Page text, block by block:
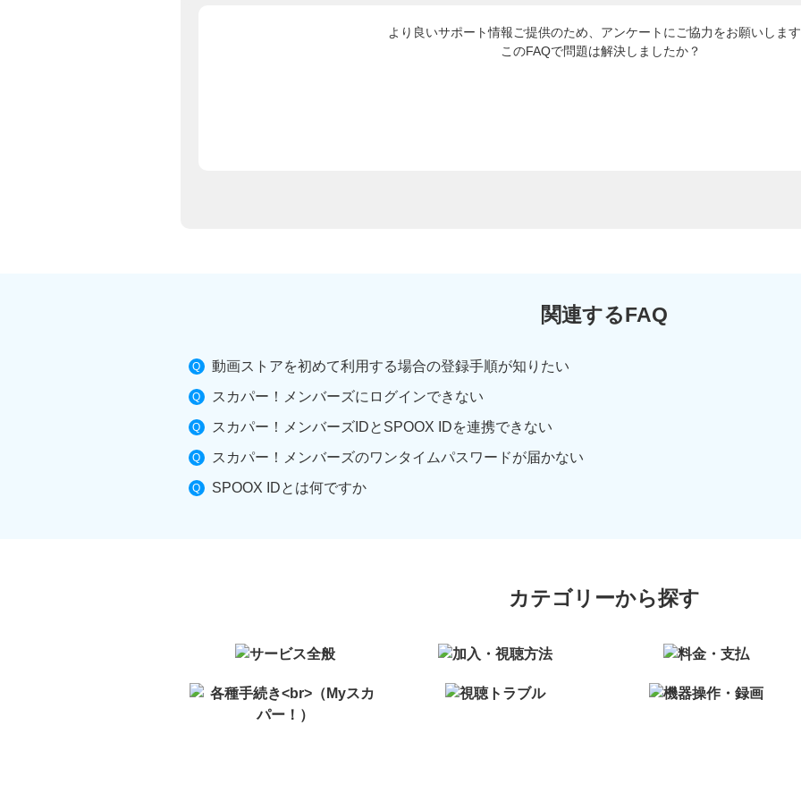
より良いサポート情報ご提供のため、アンケートにご協力をお願いしま
このFAQで問題は解決しましたか？
関連するFAQ
動画ストアを初めて利用する場合の登録手順が知りたい
スカパー！メンバーズにログインできない
スカパー！メンバーズIDとSPOOX IDを連携できない
スカパー！メンバーズのワンタイムパスワードが届かない
SPOOX IDとは何ですか
カテゴリーから探す